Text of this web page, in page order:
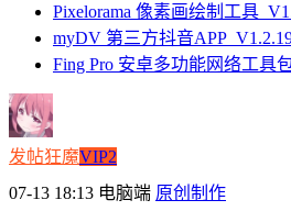
Pixelorama 像素画绘制工具
myDV 第三方抖音
Fing Pro 安卓多功能网络工具
发帖狂魔VIP2
07-13 18:13 电脑端 原创制作